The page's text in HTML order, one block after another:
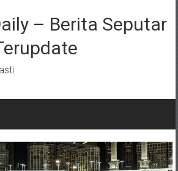
– Berita Seputar